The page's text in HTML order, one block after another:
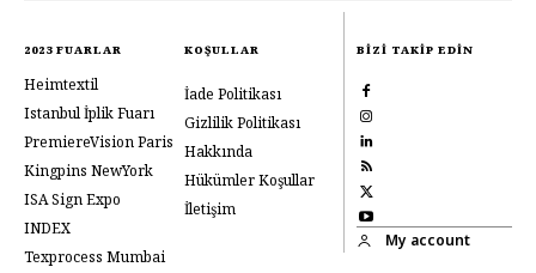
2023 FUARLAR
Heimtextil
Istanbul İplik Fuarı
PremiereVision Paris
Kingpins NewYork
ISA Sign Expo
INDEX
Texprocess Mumbai
KOŞULLAR
İade Politikası
Gizlilik Politikası
Hakkında
Hükümler Koşullar
İletişim
BIZI TAKIP EDIN
My account